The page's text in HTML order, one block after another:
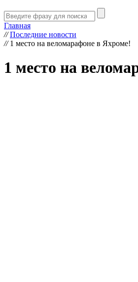
Главная
// Последние новости
// 1 место на веломарафоне в Яхроме!
1 место на